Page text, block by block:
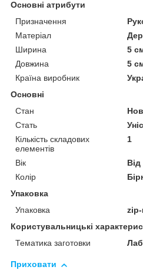
Основні атрибути
Призначення
Матеріал
Ширина
5
Довжина
5
Країна виробник
Основні
Стан
Стать
Кількість складових
елементів
1
Вік
Від
Колір
Упаковка
Упаковка
zip-
Користувальницькі
Тематика заготовки
Приховати